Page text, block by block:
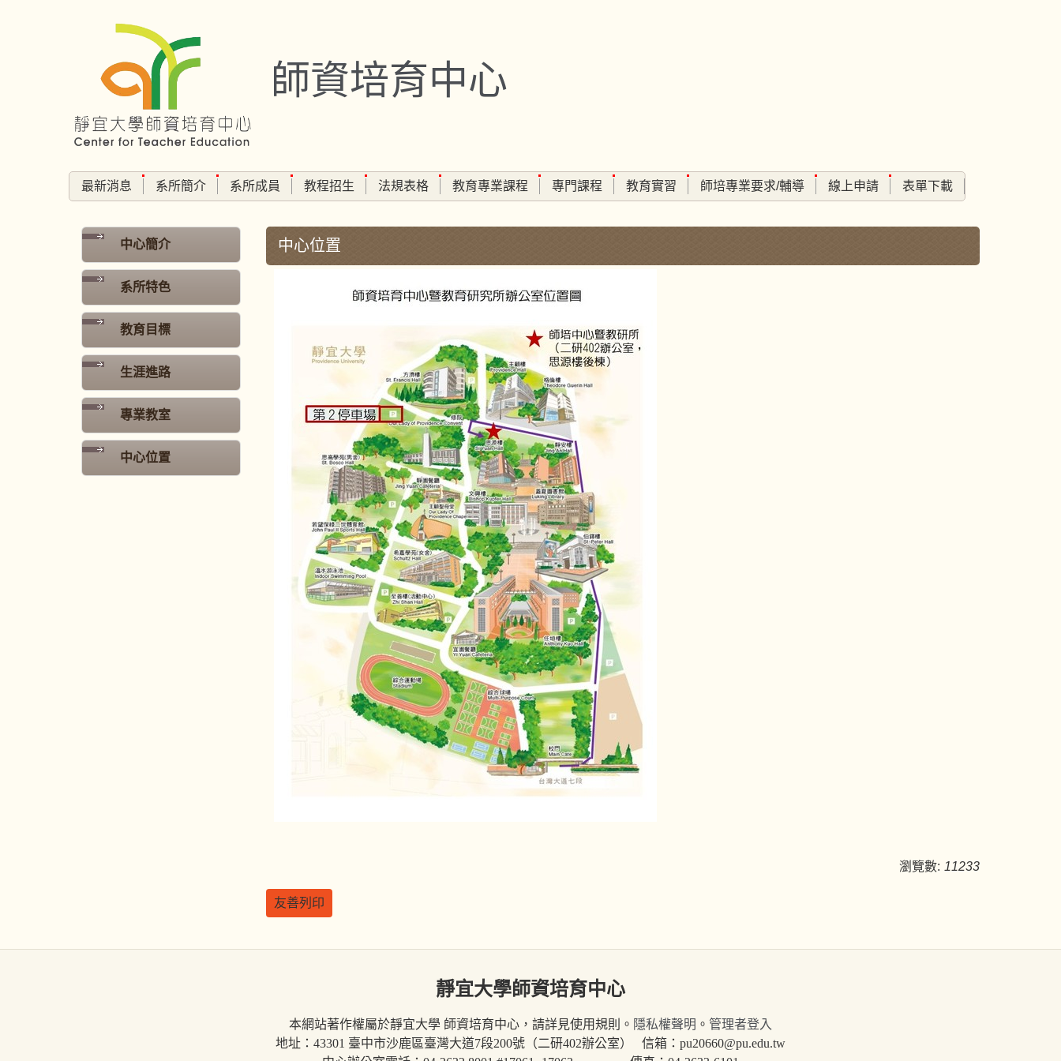
師資培育中心
最新消息 系所簡介 系所成員 教程招生 法規表格 教育專業課程 專門課程 教育實習 師培專業要求/輔導 線上申請 表單下載
中心簡介
系所特色
教育目標
生涯進路
專業教室
中心位置
中心位置
瀏覽數: 11233
友善列印
靜宜大學師資培育中心
本網站著作權屬於靜宜大學 師資培育中心，請詳見使用規則。 隱私權聲明 。 管理者登入
地址：43301 臺中市沙鹿區臺灣大道7段200號（二研402辦公室） 信箱：pu20660@pu.edu.tw